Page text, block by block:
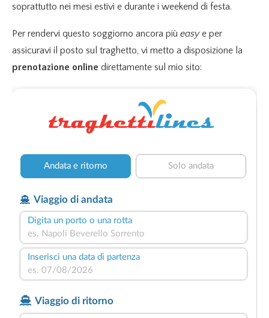
soprattutto nei mesi estivi e durante i weekend di festa.
Per rendervi questo soggiorno ancora più easye per
assicuravi il posto sul traghetto, vi metto a disposizione la
prenotazione online direttamente sul mio sito: